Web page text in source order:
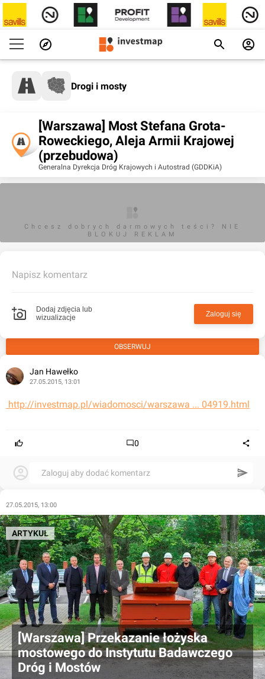
Drogi i mosty
[Warszawa] Most Stefana Grota-
Roweckiego, Aleja Armii Krajowej
(przebudowa)
Generalna Dyrekcja Dróg Krajowych i Autostrad (GDDKiA)
Chcesz dobrych darmowych teści? NIE
BLOKUJ REKLAM
Napisz komentarz
Dodaj zdjęcia lub
wizualizacje
Zaloguj się
OBSERWUJ
Jan Hawełko
27.05.2015, 13:01
http://investmap.pl/wiadomosci/warszawa ... 04919.html
0
Zaloguj aby dodać komentarz
27.05.2015, 13:00
[Warszawa] Przekazanie łożyska
mostowego do Instytutu Badawczego
Dróg i Mostów
ARTYKUŁ